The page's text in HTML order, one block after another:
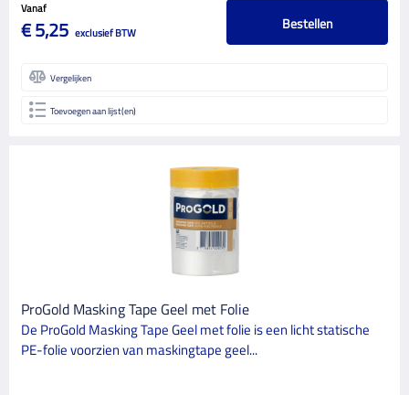
Vanaf
€ 5,25 exclusief BTW Bestellen
Vergelijken
Toevoegen aan lijst(en)
ProGold Masking Tape Geel met Folie
De ProGold Masking Tape Geel met folie is een licht statische
PE-folie voorzien van maskingtape geel...